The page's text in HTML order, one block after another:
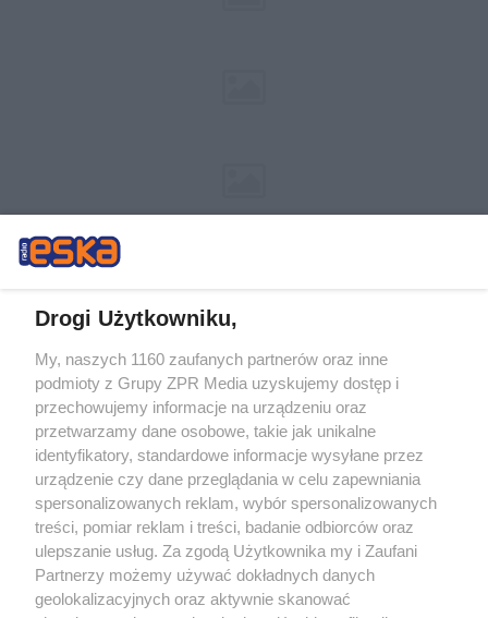
Żaden utwór zamieszczony w serwisie nie może być powielany i
rozpowszechniany lub dalej rozpowszechniany w jakikolwiek sposób (w
tym także elektroniczny lub mechaniczny) na jakimkolwiek polu
eksploatacji w jakiejkolwiek formie, włącznie z umieszczaniem w Internecie
bez pisemnej zgody właściciela praw. Jakiekolwiek użycie lub
wykorzystanie utworów w całości lub w części z naruszeniem prawa, tzn.
bez właściwej zgody, jest zabronione pod groźbą kary i może być ścigane
prawnie.
Drogi Użytkowniku,
My, naszych 1160 zaufanych partnerów oraz inne
podmioty z Grupy ZPR Media uzyskujemy dostęp i
przechowujemy informacje na urządzeniu oraz
przetwarzamy dane osobowe, takie jak unikalne
identyfikatory, standardowe informacje wysyłane przez
urządzenie czy dane przeglądania w celu zapewniania
spersonalizowanych reklam, wybór spersonalizowanych
treści, pomiar reklam i treści, badanie odbiorców oraz
ulepszanie usług. Za zgodą Użytkownika my i Zaufani
Partnerzy możemy używać dokładnych danych
geolokalizacyjnych oraz aktywnie skanować